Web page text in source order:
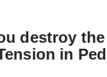
destroy
in